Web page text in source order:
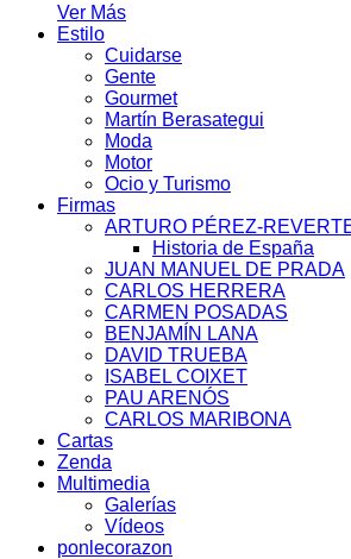
Ver Más
Estilo
Cuidarse
Gente
Gourmet
Martín Berasategui
Moda
Motor
Ocio y Turismo
Firmas
ARTURO PÉREZ-
Historia de España
JUAN MANUEL DE PRADA
CARLOS HERRERA
CARMEN POSADAS
BENJAMÍN LANA
DAVID TRUEBA
ISABEL COIXET
PAU ARENÓS
CARLOS MARIBONA
Cartas
Zenda
Multimedia
Galerías
Vídeos
ponlecorazon